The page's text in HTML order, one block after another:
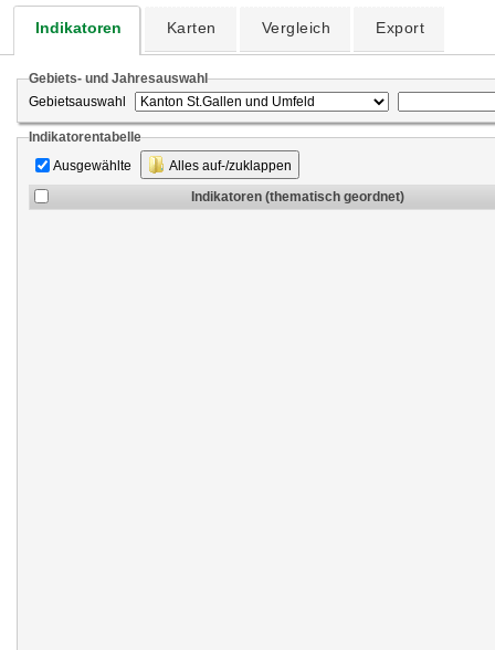
Indikatoren Karten Vergleich Export
Gebiets- und Jahresauswahl
Gebietsauswahl
Indikatorentabelle
Ausgewählte
Alles auf-/zuklappen
Indikatoren (thematisch geordnet)